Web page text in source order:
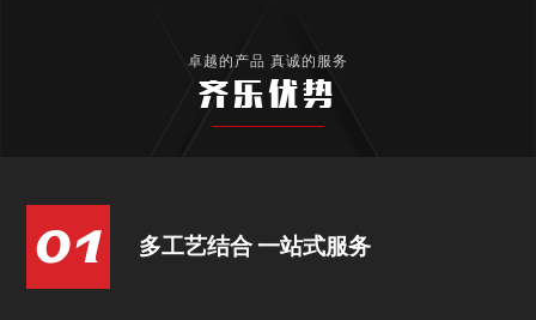
卓越的产品 真诚的服务
齐乐优势
多工艺结合 一站式服务